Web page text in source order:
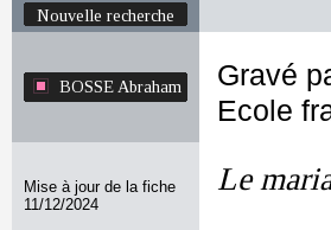
Nouvelle recherche
BOSSE Abraham
Mise à jour de la fiche
11/12/2024
Gravé
Ecole
Le